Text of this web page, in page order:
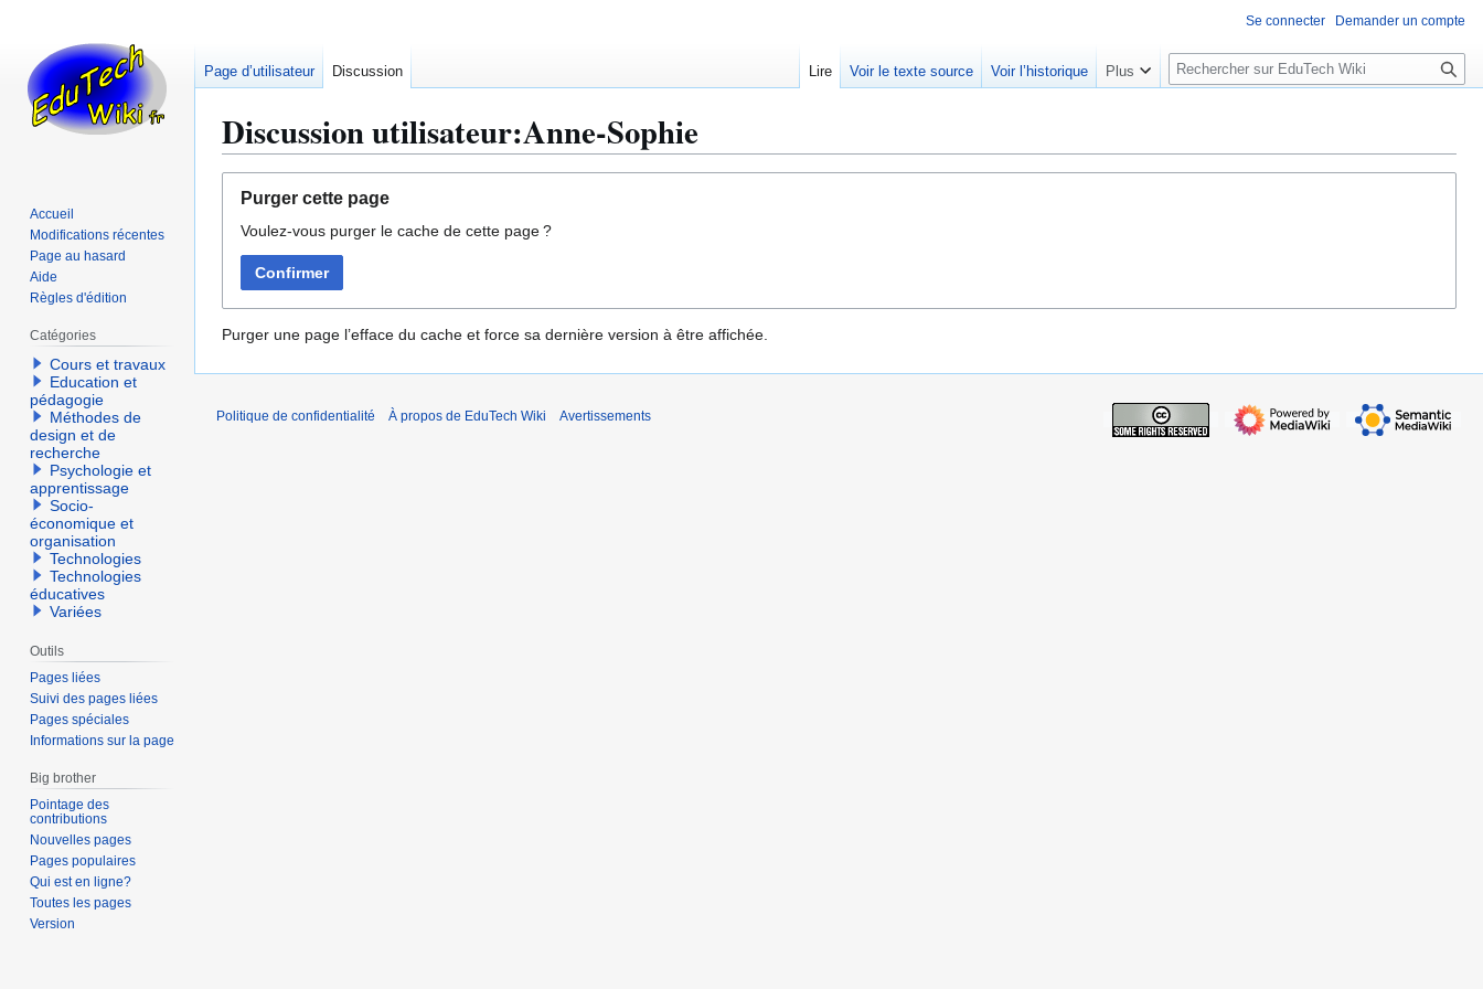
Discussion utilisateur:Anne-Sophie
navigation
recherche
Purger cette page
Voulez-vous purger le cache de cette page ?
Confirmer
Purger une page l’efface du cache et force sa dernière version à être affichée.
Se connecter Demander un compte
Page d’utilisateur Discussion Lire Voir le texte source Voir l’historique Plus
R
e
e
Accueil
Modifications récentes
Page au hasard
Aide
Règles d'édition
Catégories
Cours et travaux
Education et
pédagogie
Méthodes de
design et de
recherche
Psychologie et
apprentissage
Socio-
économique et
organisation
Technologies
Technologies
éducatives
Variées
Outils
Pages liées
Suivi des pages liées
Pages spéciales
Informations sur la page
Big brother
Pointage des
contributions
Nouvelles pages
Pages populaires
Qui est en ligne?
Toutes les pages
Version
Politique de confidentialité À propos de EduTech Wiki Avertissements